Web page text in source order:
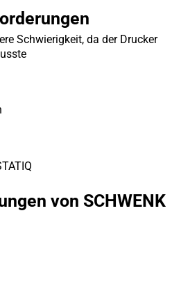
Schwierigkeit, da der Drucker
von SCHWENK